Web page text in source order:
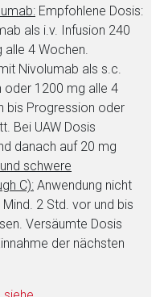
Empfohlene Dosis:
als i.v. Infusion 240
4 Wochen.
Nivolumab als s.c.
oder 1200 mg alle 4
bis Progression oder
Bei UAW Dosis
danach auf 20 mg
schwere
C): Anwendung nicht
Mind. 2 Std. vor und bis
Versäumte Dosis
der nächsten